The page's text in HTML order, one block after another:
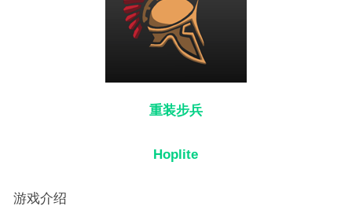
重装步兵
Hoplite
游戏介绍